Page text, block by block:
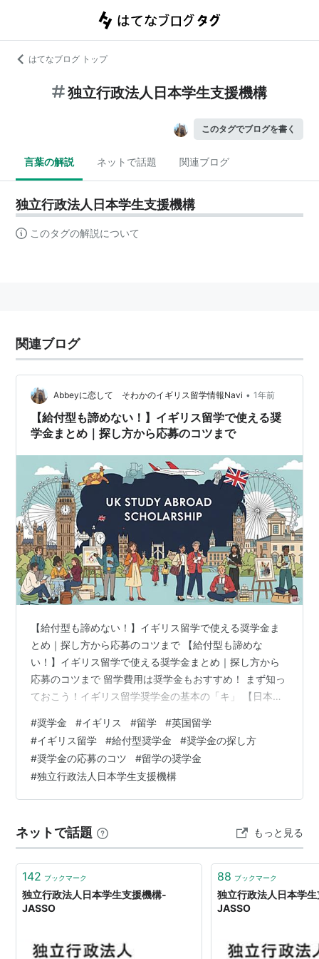
はてなブログ トップ
独立行政法人日本学生支援機構
このタグでブログを書く
言葉の解説 ネットで話題 関連ブログ
独立行政法人日本学生支援機構
このタグの解説について
関連ブログ
Abbeyに恋して そわかのイギリス留学情報Navi • 1年前
【給付型も諦めない！】イギリス留学で使える奨
学金まとめ｜探し方から応募のコツまで
【給付型も諦めない！】イギリス留学で使える奨学金ま
とめ｜探し方から応募のコツまで 【給付型も諦めな
い！】イギリス留学で使える奨学金まとめ｜探し方から
応募のコツまで 留学費用は奨学金もおすすめ！ まず知っ
ておこう！イギリス留学奨学金の基本の「キ」 【日本国
独立行政法人日本学生支援機構（JASSO） ② 地方自治
体や国際交流団体の奨学金 ③ 民間企業の財団による奨
学金 ④ トビタテ！留学JAPAN 【現地で探す】イギリス
の大学・政府が提供する奨学金 ① 各大学独自の奨学金
(Scholarships / Bursaries) ② イギリス政府系…
#奨学金 #イギリス #留学 #英国留学
#イギリス留学 #給付型奨学金 #奨学金の探し方
#奨学金の応募のコツ #留学の奨学金
#独立行政法人日本学生支援機構
ネットで話題 もっと見る
142 ブックマーク
独立行政法人日本学生支援機構-
JASSO
88 ブックマーク
独立行政法人日本学
JASSO